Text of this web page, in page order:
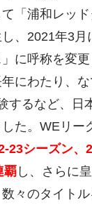
「浦和レッ
、2021年3
に呼称を変
にわたり、
するなど、日
た。WEリー
23シーズン、
覇し、さらに
々のタイト